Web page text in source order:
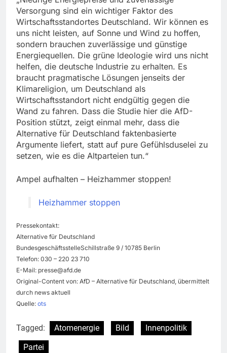
Versorgung sind ein wichtiger Faktor des
Wirtschaftsstandortes Deutschland. Wir können es
uns nicht leisten, auf Sonne und Wind zu hoffen,
sondern brauchen zuverlässige und günstige
Energiequellen. Die grüne Ideologie wird uns nicht
helfen, die deutsche Industrie zu erhalten. Es
braucht pragmatische Lösungen jenseits der
Klimareligion, um Deutschland als
Wirtschaftsstandort nicht endgültig gegen die
Wand zu fahren. Dass die Studie hier die AfD-
Position stützt, zeigt einmal mehr, dass die
Alternative für Deutschland faktenbasierte
Argumente liefert, statt auf pure Gefühlsduselei zu
setzen, wie es die Altparteien tun.“
Ampel aufhalten – Heizhammer stoppen!
Heizhammer stoppen
Pressekontakt:
Alternative für Deutschland
BundesgeschäftsstelleSchillstraße 9 / 10785 Berlin
Telefon: 030 – 220 23 710
E-Mail: presse@afd.de
Original-Content von: AfD – Alternative für Deutschland, übermittelt
durch news aktuell
Quelle: ots
Tagged: Atomenergie Bild
Innenpolitik
Partei